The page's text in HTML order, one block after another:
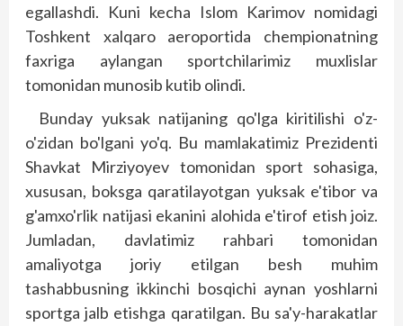
egallashdi. Kuni kecha Islom Karimov nomidagi
Toshkent xalqaro aeroportida chempionatning
faxriga aylangan sportchilarimiz muxlislar
tomonidan munosib kutib olindi.
Bunday yuksak natijaning qo'lga kiritilishi o'z-
o'zidan bo'lgani yo'q. Bu mamlakatimiz Prezidenti
Shavkat Mirziyoyev tomonidan sport sohasiga,
xususan, boks­ga qaratilayotgan yuksak e'tibor va
g'amxo'rlik natijasi ekanini alohida e'tirof etish joiz.
Jumladan, davlatimiz rahbari tomonidan
amaliyotga joriy etilgan besh muhim
tashabbusning ikkinchi bosqichi aynan yoshlarni
sportga jalb etishga qaratilgan. Bu sa'y-harakatlar